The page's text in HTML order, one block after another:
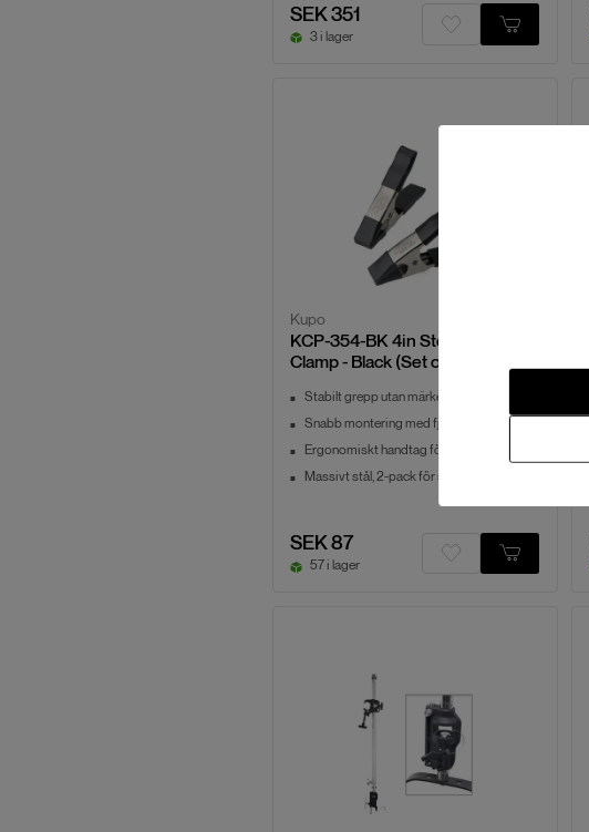
SEK 351
3 i lager
Kupo
KCP-354-BK 4in Steel Spring A
Clamp - Black (Set of 2)
Stabilt grepp utan märken
Snabb montering med fjäderkraft
Ergonomiskt handtag för komfort
Massivt stål, 2-pack för set
SEK 87
57 i lager